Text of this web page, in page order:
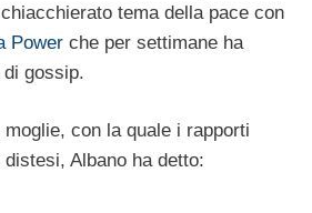
tema della pace con
Power che per settimane ha
gossip.
con la quale i rapporti
Albano ha detto: